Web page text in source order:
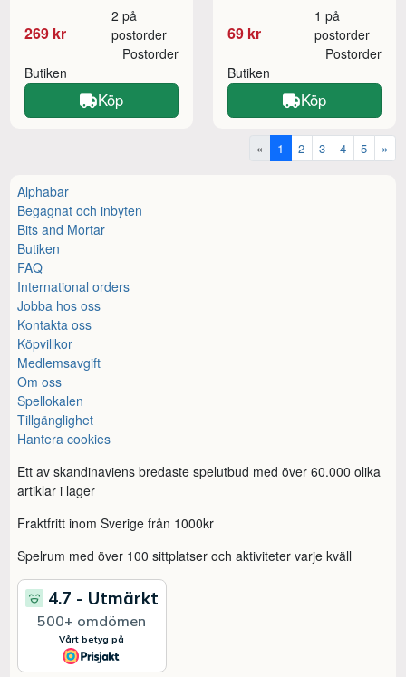
269 kr
2 på
postorder
Butiken
Postorder
Köp
69 kr
1 på
postorder
Butiken
Postorder
Köp
« 1 2 3 4 5 »
Alphabar
Begagnat och inbyten
Bits and Mortar
Butiken
FAQ
International orders
Jobba hos oss
Kontakta oss
Köpvillkor
Medlemsavgift
Om oss
Spellokalen
Tillgänglighet
Hantera cookies
Ett av skandinaviens bredaste spelutbud med över 60.000 olika
artiklar i lager
Fraktfritt inom Sverige från 1000kr
Spelrum med över 100 sittplatser och aktiviteter varje kväll